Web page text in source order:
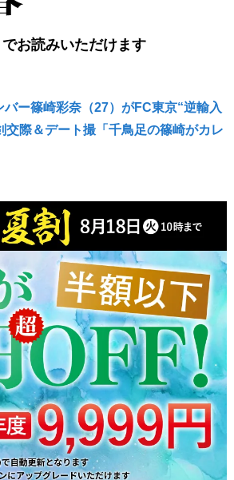
お読みいただけます
ー篠崎彩奈（27）がFC東京“逆輸入
交際＆デート撮「千鳥足の篠崎がカレ